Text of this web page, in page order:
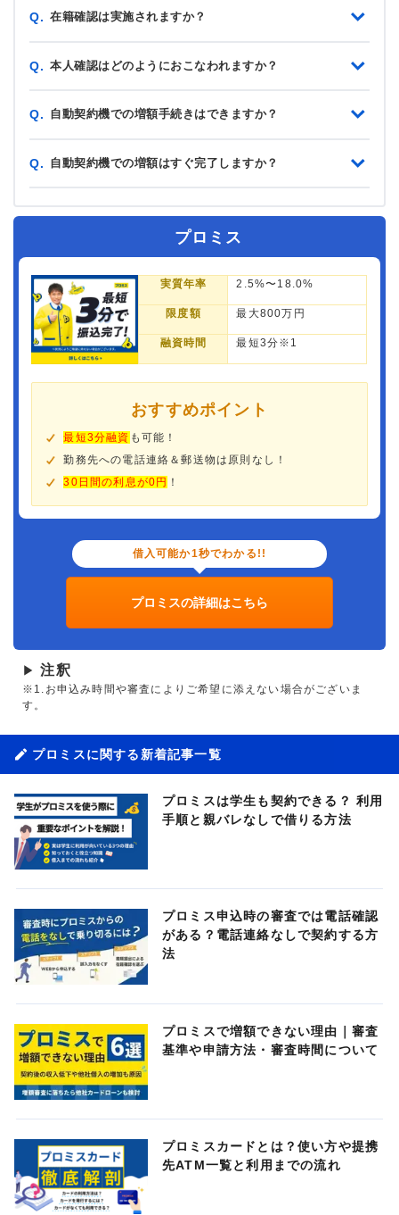
Q. 在籍確認は実施されますか？
Q. 本人確認はどのようにおこなわれますか？
Q. 自動契約機での増額手続きはできますか？
Q. 自動契約機での増額はすぐ完了しますか？
プロミス
実質年率 2.5%〜18.0%
限度額 最大800万円
融資時間 最短3分※1
おすすめポイント
最短3分融資 も可能！
勤務先への電話連絡＆郵送物は原則なし！
30日間の利息が0円 ！
借入可能か1秒でわかる!!
プロミスの詳細はこちら
▶ 注釈
※1.お申込み時間や審査によりご希望に添えない場合がございま
す。
プロミスに関する新着記事一覧
プロミスは学生も契約できる？ 利用
手順と親バレなしで借りる方法
プロミス申込時の審査では電話確認
がある？電話連絡なしで契約する方
法
プロミスで増額できない理由｜審査
基準や申請方法・審査時間について
プロミスカードとは？使い方や提携
先ATM一覧と利用までの流れ